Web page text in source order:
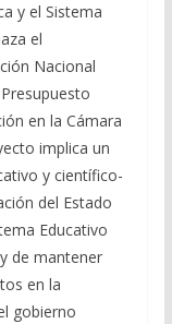
y el Sistema
el
Nacional
en la Cámara
implica un
y científico-
del Estado
Educativo
de mantener
en la
gobierno